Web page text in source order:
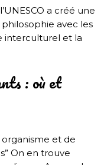
a créé une
philosophie avec les
interculturel et la
: où et
et de
On en trouve